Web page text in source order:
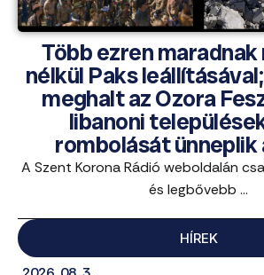
Több ezren
nélkül Paks
meghalt az Ozora
libanoni
rombolását ünneplik
A Szent Korona Rádió weboldalán
és legbővebb ...
HÍREK